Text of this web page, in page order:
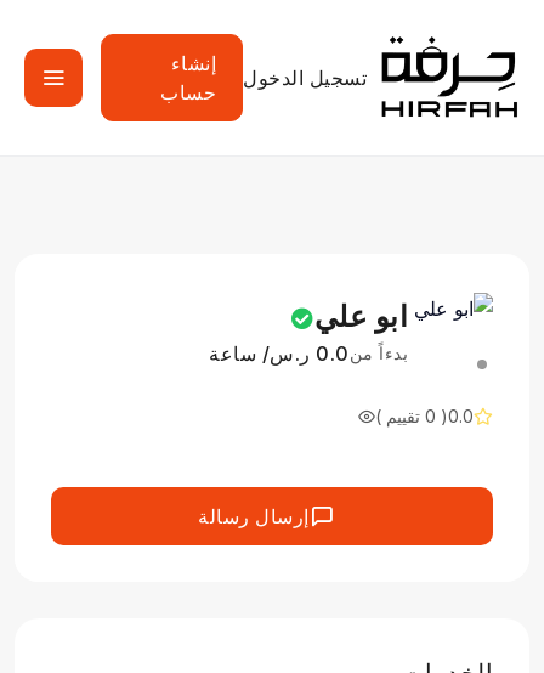
تسجيل الدخول
إنشاء
حساب
ابو علي
بدءاً من0.0 ر.س/ ساعة
0.0( 0 تقييم )
إرسال رسالة